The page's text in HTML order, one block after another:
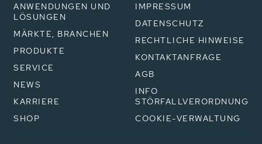
ANWENDUNGEN UND
LÖSUNGEN
MÄRKTE, BRANCHEN
PRODUKTE
SERVICE
NEWS
KARRIERE
SHOP
IMPRESSUM
DATENSCHUTZ
RECHTLICHE HINWEISE
KONTAKTANFRAGE
AGB
INFO
STÖRFALLVERORDNUNG
COOKIE-VERWALTUNG